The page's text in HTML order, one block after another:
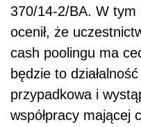
370/14-2/BA. W tym
ocenił, że
cash poolingu ma
będzie to
przypadkowa i
współpracy mającej